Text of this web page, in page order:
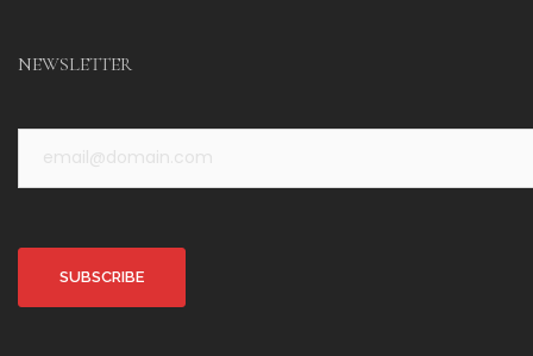
NEWSLETTER